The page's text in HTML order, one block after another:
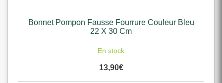
Bonnet Pompon Fausse Fourrure Couleur Bleu
22 X 30 Cm
En stock
13,90€